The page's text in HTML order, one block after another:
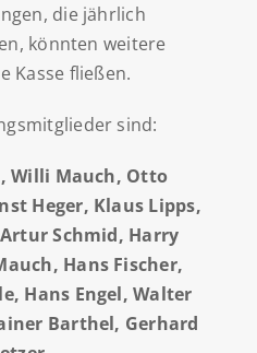
die jährlich
könnten weitere
Kasse fließen.
sind:
Willi Mauch, Otto
Heger, Klaus Lipps,
Artur Schmid, Harry
, Hans Fischer,
Hans Engel,Walter
Barthel, Gerhard